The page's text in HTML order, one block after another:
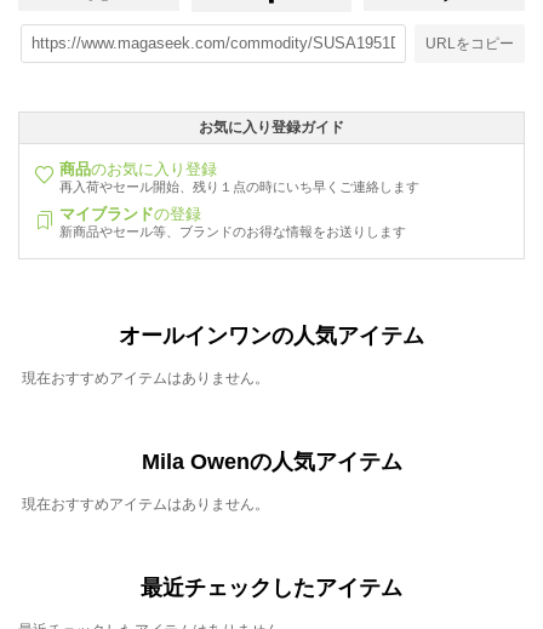
URLをコピー
お気に入り登録ガイド
商品のお気に入り登録
再入荷やセール開始、残り１点の時にいち早くご連絡します
マイブランドの登録
新商品やセール等、ブランドのお得な情報をお送りします
オールインワンの人気アイテム
現在おすすめアイテムはありません。
Mila Owenの人気アイテム
現在おすすめアイテムはありません。
最近チェックしたアイテム